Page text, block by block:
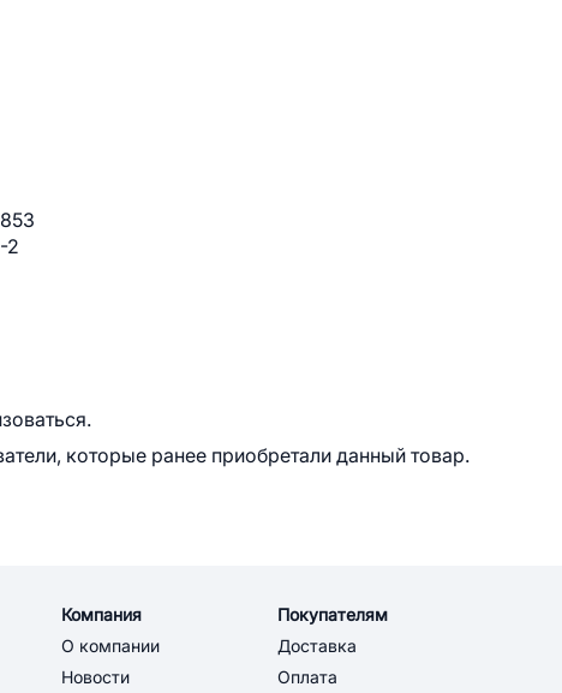
2
которые ранее приобретали данный товар.
Компания
О компании
Новости
Покупателям
Доставка
Оплата